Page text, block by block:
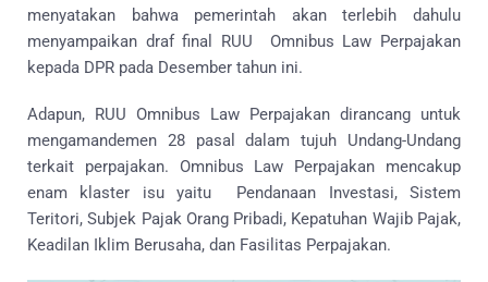
menyatakan bahwa pemerintah akan terlebih dahulu
menyampaikan draf final RUU Omnibus Law Perpajakan
kepada DPR pada Desember tahun ini.
Adapun, RUU Omnibus Law Perpajakan dirancang untuk
mengamandemen 28 pasal dalam tujuh Undang-Undang
terkait perpajakan. Omnibus Law Perpajakan mencakup
enam klaster isu yaitu Pendanaan Investasi, Sistem
Teritori, Subjek Pajak Orang Pribadi, Kepatuhan Wajib Pajak,
Keadilan Iklim Berusaha, dan Fasilitas Perpajakan.